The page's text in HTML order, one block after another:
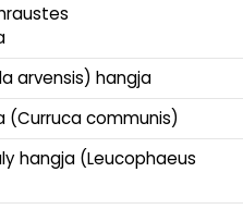
arvensis) hangja
(Curruca communis)
hangja (Leucophaeus